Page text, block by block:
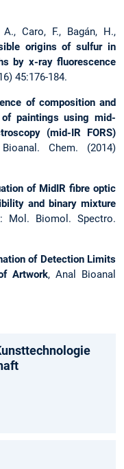
Caro, F., Bagán, H.,
origins of sulfur in
by x-ray fluorescence
45:176-184.
of composition and
paintings using mid-
(mid-IR FORS)
Chem. (2014)
of MidIR fibre optic
and binary mixture
Mol. Biomol. Spectro.
of Detection Limits
Artwork, Anal Bioanal